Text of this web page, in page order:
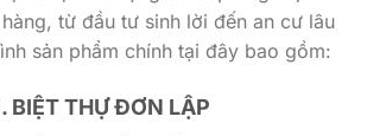
từ đầu tư sinh lời đến an cư lâu
sản phẩm chính tại đây bao gồm:
BIỆT THỰ ĐƠN LẬP